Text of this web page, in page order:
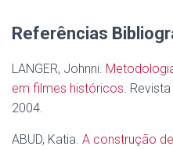
Referências
LANGER, Johnni.
em filmes históricos.
2004.
ABUD, Katia. A construção